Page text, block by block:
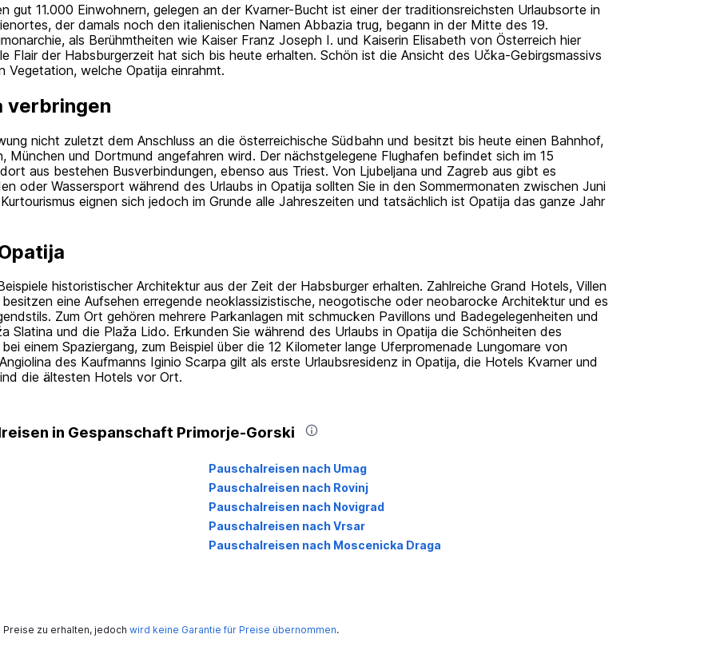
gut 11.000 Einwohnern, gelegen an der Kvarner-Bucht ist einer der traditionsreichsten Urlaubsorte in
der damals noch den italienischen Namen Abbazia trug, begann in der Mitte des 19.
als Berühmtheiten wie Kaiser Franz Joseph I. und Kaiserin Elisabeth von Österreich hier
Flair der Habsburgerzeit hat sich bis heute erhalten. Schön ist die Ansicht des Učka-Gebirgsmassivs
Vegetation, welche Opatija einrahmt.
verbringen
nicht zuletzt dem Anschluss an die österreichische Südbahn und besitzt bis heute einen Bahnhof,
München und Dortmund angefahren wird. Der nächstgelegene Flughafen befindet sich im 15
aus bestehen Busverbindungen, ebenso aus Triest. Von Ljubeljana und Zagreb aus gibt es
oder Wassersport während des Urlaubs in Opatija sollten Sie in den Sommermonaten zwischen Juni
eignen sich jedoch im Grunde alle Jahreszeiten und tatsächlich ist Opatija das ganze Jahr
historistischer Architektur aus der Zeit der Habsburger erhalten. Zahlreiche Grand Hotels, Villen
eine Aufsehen erregende neoklassizistische, neogotische oder neobarocke Architektur und es
Zum Ort gehören mehrere Parkanlagen mit schmucken Pavillons und Badegelegenheiten und
Slatina und die Plaža Lido. Erkunden Sie während des Urlaubs in Opatija die Schönheiten des
einem Spaziergang, zum Beispiel über die 12 Kilometer lange Uferpromenade Lungomare von
des Kaufmanns Iginio Scarpa gilt als erste Urlaubsresidenz in Opatija, die Hotels Kvarner und
die ältesten Hotels vor Ort.
in Gespanschaft Primorje-Gorski
Pauschalreisen nach Umag
Pauschalreisen nach Rovinj
Pauschalreisen nach Novigrad
Pauschalreisen nach Vrsar
Pauschalreisen nach Moscenicka Draga
Preise zu erhalten, jedoch wird keine Garantie für Preise übernommen.